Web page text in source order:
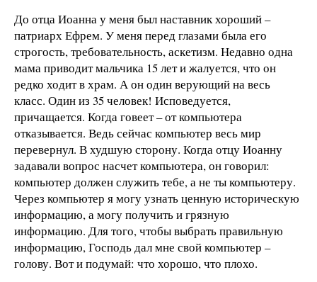
До отца Иоанна у меня был наставник хороший –
патриарх Ефрем. У меня перед глазами была его
строгость, требовательность, аскетизм. Недавно одна
мама приводит мальчика 15 лет и жалуется, что он
редко ходит в храм. А он один верующий на весь
класс. Один из 35 человек! Исповедуется,
причащается. Когда говеет – от компьютера
отказывается. Ведь сейчас компьютер весь мир
перевернул. В худшую сторону. Когда отцу Иоанну
задавали вопрос насчет компьютера, он говорил:
компьютер должен служить тебе, а не ты компьютеру.
Через компьютер я могу узнать ценную историческую
информацию, а могу получить и грязную
информацию. Для того, чтобы выбрать правильную
информацию, Господь дал мне свой компьютер –
голову. Вот и подумай: что хорошо, что плохо.